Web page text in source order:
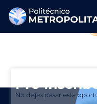
Pre-
No dejes pasar esta